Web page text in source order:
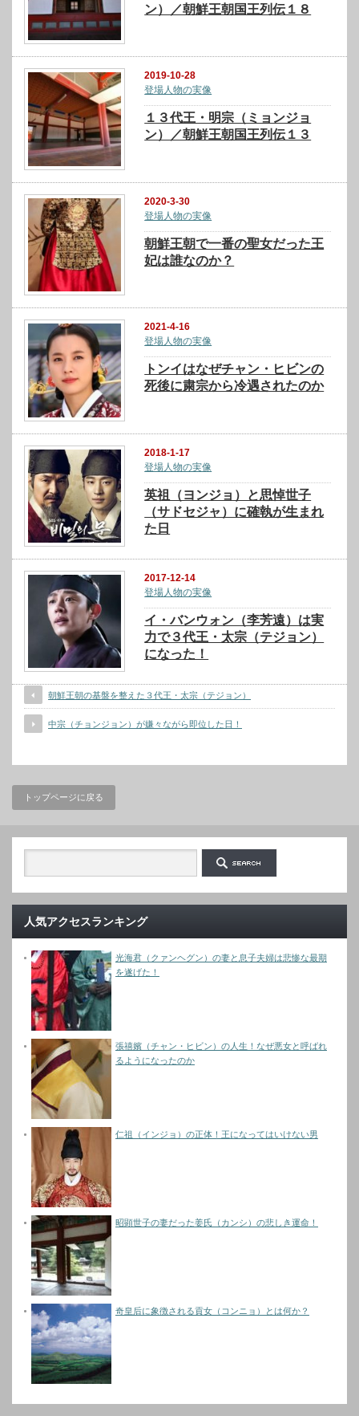
ン）／朝鮮王朝国王列伝１８
2019-10-28
登場人物の実像
１３代王・明宗（ミョンジョ
ン）／朝鮮王朝国王列伝１３
2020-3-30
登場人物の実像
朝鮮王朝で一番の聖女だった王
妃は誰なのか？
2021-4-16
登場人物の実像
トンイはなぜチャン・ヒビンの
死後に粛宗から冷遇されたのか
2018-1-17
登場人物の実像
英祖（ヨンジョ）と思悼世子
（サドセジャ）に確執が生まれ
た日
2017-12-14
登場人物の実像
イ・バンウォン（李芳遠）は実
力で３代王・太宗（テジョン）
になった！
朝鮮王朝の基盤を整えた３代王・太宗（テジョン）
中宗（チョンジョン）が嫌々ながら即位した日！
トップページに戻る
人気アクセスランキング
光海君（クァンヘグン）の妻と息子夫婦は悲惨な最期
を遂げた！
張禧嬪（チャン・ヒビン）の人生！なぜ悪女と呼ばれ
るようになったのか
仁祖（インジョ）の正体！王になってはいけない男
昭顕世子の妻だった姜氏（カンシ）の悲しき運命！
奇皇后に象徴される貢女（コンニョ）とは何か？